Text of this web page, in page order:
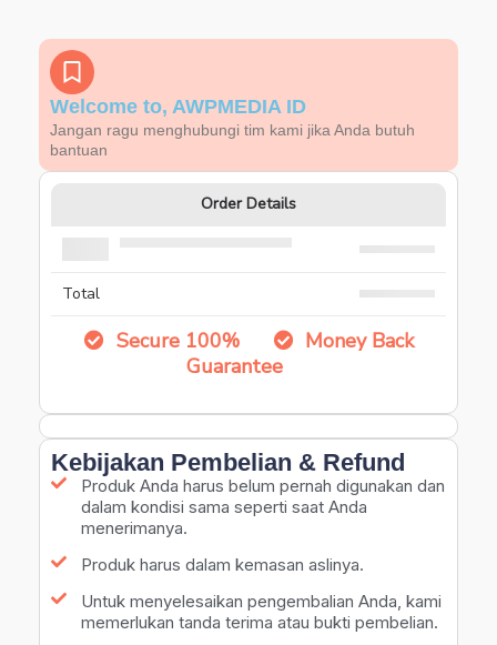
Welcome to, AWPMEDIA ID
Jangan ragu menghubungi tim kami jika Anda butuh
bantuan
Order Details
Total
Secure 100%
Money Back
Guarantee
Kebijakan Pembelian & Refund
Produk Anda harus belum pernah digunakan dan
dalam kondisi sama seperti saat Anda
menerimanya.
Produk harus dalam kemasan aslinya.
Untuk menyelesaikan pengembalian Anda, kami
memerlukan tanda terima atau bukti pembelian.